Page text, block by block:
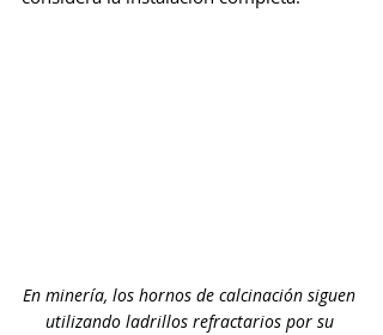
En minería, los hornos de calcinación siguen
utilizando ladrillos refractarios por su